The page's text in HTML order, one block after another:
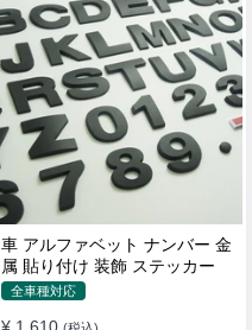
車 アルファベット ナンバー 金
属 貼り付け 装飾 ステッカー
全車種対応